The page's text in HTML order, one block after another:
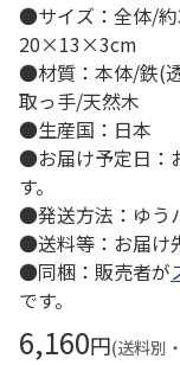
●サイズ：全体/
20×13×3cm
●材質：本体/鉄(
取っ手/天然木
●生産国：日本
●お届け予定日：
す。
●発送方法：ゆう
●送料等：お届け
●同梱：販売者が
です。
6,160円(送料別